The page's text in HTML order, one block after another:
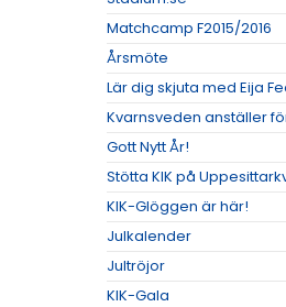
Matchcamp F2015/2016
Årsmöte
Lär dig skjuta med Eija
Kvarnsveden anställer
Gott Nytt År!
Stötta KIK på
KIK-Glöggen är här!
Julkalender
Jultröjor
KIK-Gala